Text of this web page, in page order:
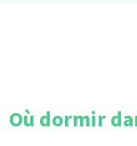
Où dormir